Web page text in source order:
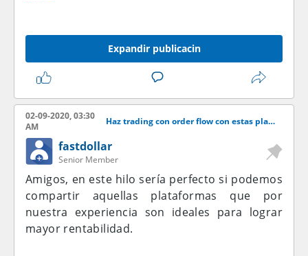
Expandir publicacin
02-09-2020, 03:30
AM
Haz trading con order flow con estas plataformas
fastdollar
Senior Member
Amigos, en este hilo sería perfecto si podemos
compartir aquellas plataformas que por
nuestra experiencia son ideales para lograr
mayor rentabilidad.